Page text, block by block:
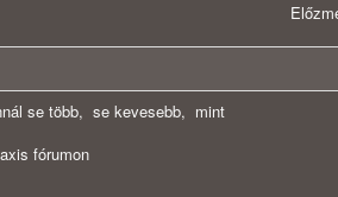
se több, se kevesebb, mint
fórumon